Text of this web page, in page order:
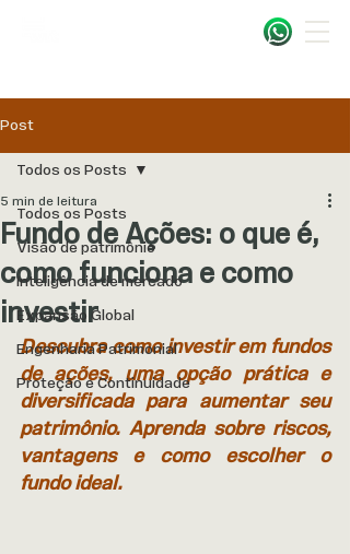
Post
Todos os Posts
Visão de patrimônio
Inteligência de mercado
Expansão Global
Engenharia Patrimonial
Proteção e Continuidade
Todos os Posts
Fundo de Ações: o que é,
como funciona e como
investir
5 min de leitura
Descubra como investir em fundos
de ações, uma opção prática e
diversificada para aumentar seu
patrimônio. Aprenda sobre riscos,
vantagens e como escolher o
fundo ideal.